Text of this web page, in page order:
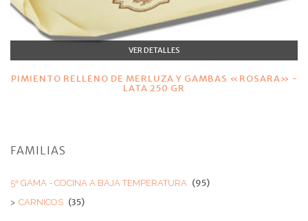
VER DETALLES
PIMIENTO RELLENO DE MERLUZA Y GAMBAS «ROSARA» -
LATA 250 GR
FAMILIAS
5ª GAMA - COCINA A BAJA TEMPERATURA (95)
CARNICOS (35)